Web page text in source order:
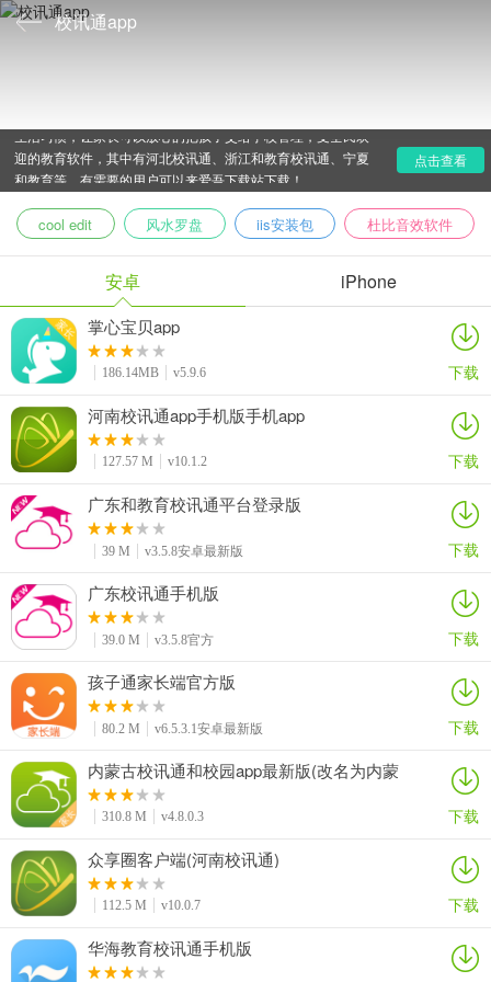
校讯通app
生活习惯，让家长可以放心的把孩子交给学校管理，受全民欢
迎的教育软件，其中有河北校讯通、浙江和教育校讯通、宁夏
和教育等，有需要的用户可以来爱吾下载站下载！
点击查看
cool edit 风水罗盘 iis安装包 杜比音效软件
安卓 iPhone
掌心宝贝app
186.14MB v5.9.6 下载
河南校讯通app手机版手机app
127.57 M v10.1.2 下载
广东和教育校讯通平台登录版
39 M v3.5.8安卓最新版 下载
广东校讯通手机版
39.0 M v3.5.8官方 下载
孩子通家长端官方版
80.2 M v6.5.3.1安卓最新版 下载
内蒙古校讯通和校园app最新版(改名为内蒙
古和校园家长版)
310.8 M v4.8.0.3 下载
众享圈客户端(河南校讯通)
112.5 M v10.0.7 下载
华海教育校讯通手机版